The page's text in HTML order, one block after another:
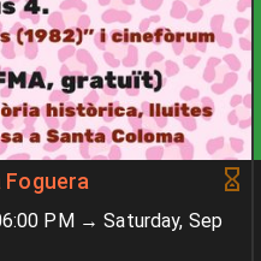
PM → Saturday, Sep